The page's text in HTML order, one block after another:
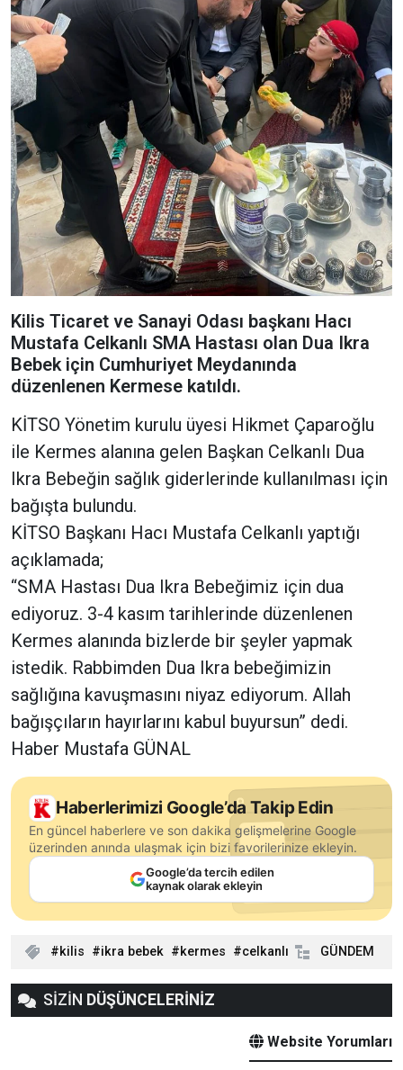
Kilis Ticaret ve Sanayi Odası başkanı Hacı
Mustafa Celkanlı SMA Hastası olan Dua Ikra
Bebek için Cumhuriyet Meydanında
düzenlenen Kermese katıldı.
KİTSO Yönetim kurulu üyesi Hikmet Çaparoğlu
ile Kermes alanına gelen Başkan Celkanlı Dua
Ikra Bebeğin sağlık giderlerinde kullanılması için
bağışta bulundu.
KİTSO Başkanı Hacı Mustafa Celkanlı yaptığı
açıklamada;
“SMA Hastası Dua Ikra Bebeğimiz için dua
ediyoruz. 3-4 kasım tarihlerinde düzenlenen
Kermes alanında bizlerde bir şeyler yapmak
istedik. Rabbimden Dua Ikra bebeğimizin
sağlığına kavuşmasını niyaz ediyorum. Allah
bağışçıların hayırlarını kabul buyursun” dedi.
Haber Mustafa GÜNAL
Haberlerimizi Google’da Takip Edin
En güncel haberlere ve son dakika gelişmelerine Google
üzerinden anında ulaşmak için bizi favorilerinize ekleyin.
Google’da tercih edilen
kaynak olarak ekleyin
kilis ikra bebek kermes celkanlı GÜNDEM
SİZİN DÜŞÜNCELERİNİZ
Website Yorumları